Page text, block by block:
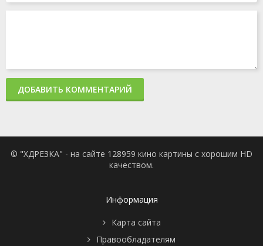
ДОБАВИТЬ КОММЕНТАРИЙ
© "ХДРЕЗКА" - на сайте 128959 кино картины с хорошим HD
качеством.
Информация
Карта сайта
Правообладателям